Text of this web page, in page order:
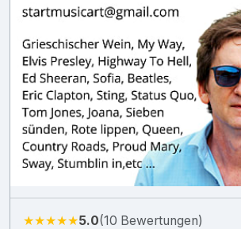
★★★★★5.0(10 Bewertungen)